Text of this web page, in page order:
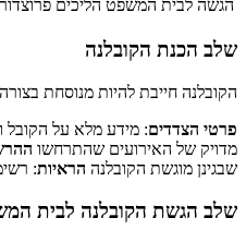
הגשה לבית המשפט הליכים
שלב הכנת הקובלנה
הקובלנה חייבת להיות מנוסחת
פרטי הצדדים: מידע מלא על הקובל
מדויק של האירועים שהתרחשו
שבגינן מוגשת הקובלנה הראיות:
שלב הגשת הקובלנה לבית